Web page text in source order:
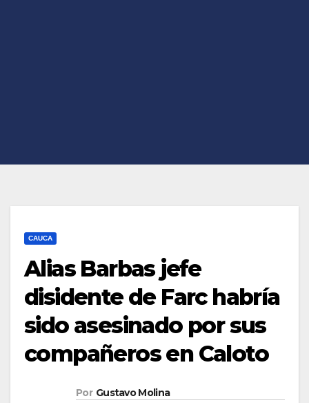
CAUCA
Alias Barbas jefe
disidente de Farc habría
sido asesinado por sus
compañeros en Caloto
Por Gustavo Molina